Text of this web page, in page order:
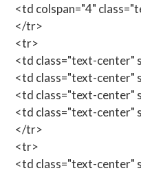
<td colspan="4"
</tr>
<tr>
<td class="text-center"
<td class="text-center"
<td class="text-center"
<td class="text-center"
</tr>
<tr>
<td class="text-center"